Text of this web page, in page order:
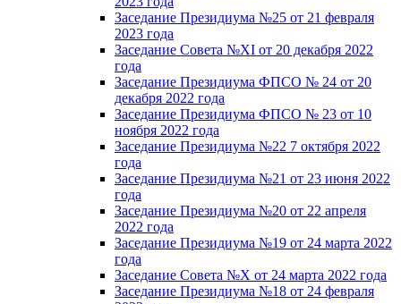
Заседание Президиума №25 от 21 февраля
2023 года
Заседание Совета №XI от 20 декабря 2022
года
Заседание Президиума ФПСО № 24 от 20
декабря 2022 года
Заседание Президиума ФПСО № 23 от 10
ноября 2022 года
Заседание Президиума №22 7 октября 2022
года
Заседание Президиума №21 от 23 июня 2022
года
Заседание Президиума №20 от 22 апреля
2022 года
Заседание Президиума №19 от 24 марта 2022
года
Заседание Совета №X от 24 марта 2022 года
Заседание Президиума №18 от 24 февраля